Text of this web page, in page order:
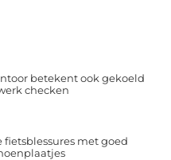
betekent ook gekoeld
checken
fietsblessures met goed